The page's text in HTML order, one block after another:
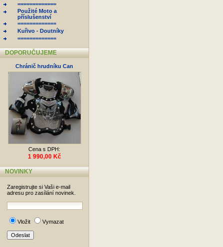
=============
Použité Moto a
příslušenství
=============
Kuřivo - Doutníky
=============
DOPORUČUJEME
Chránič hrudníku Can
Cena s DPH:
1 990,00 Kč
NOVINKY
Zaregistrujte si Vaši e-mail
adresu pro zasílání novinek.
Vložit Vymazat